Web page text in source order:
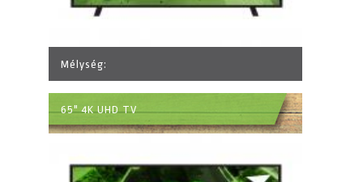
Mélység:
65" 4K UHD TV